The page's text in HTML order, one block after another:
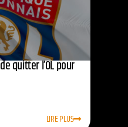
quitter l’OL pour
LIRE PLUS